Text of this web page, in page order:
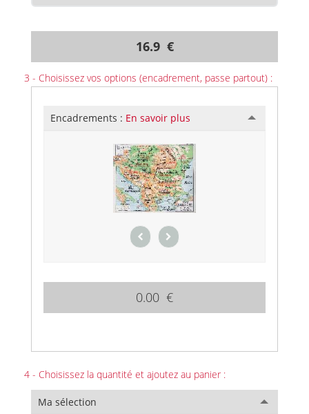
16.9 €
3 - Choisissez vos options (encadrement, passe partout) :
Encadrements : En savoir plus
0.00 €
4 - Choisissez la quantité et ajoutez au panier :
Ma sélection